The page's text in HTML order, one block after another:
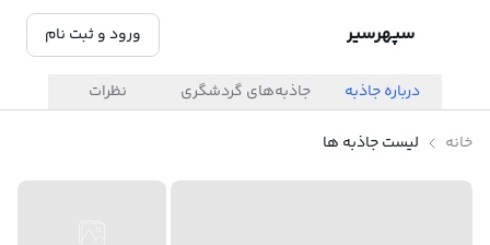
سپهرسیر ورود و ثبت نام
درباره جاذبه جاذبه‌های گردشگری نظرات
خانه لیست جاذبه ها